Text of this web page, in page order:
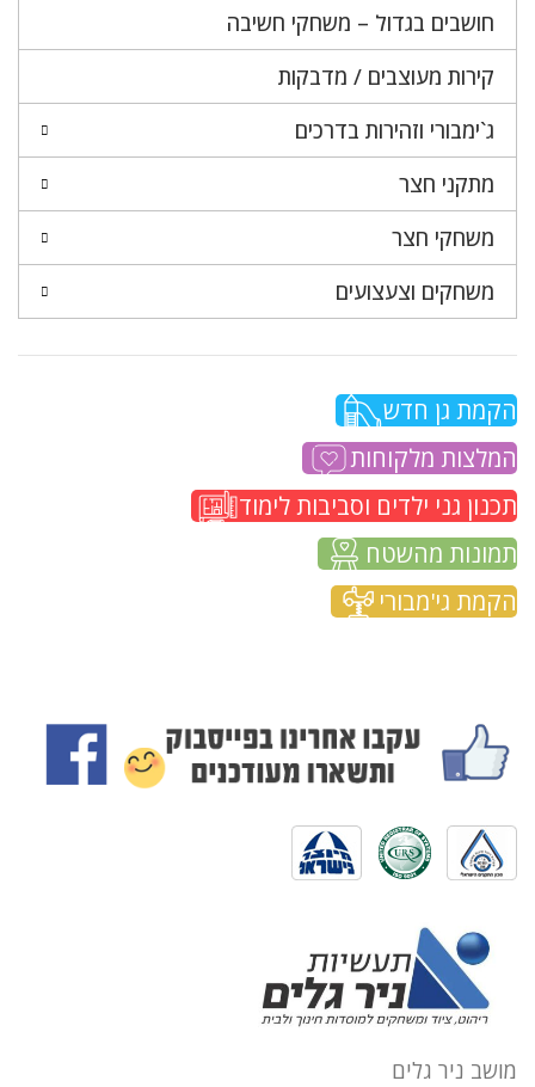
חושבים בגדול – משחקי חשיבה
קירות מעוצבים / מדבקות
ג`ימבורי וזהירות בדרכים
מתקני חצר
משחקי חצר
משחקים וצעצועים
הקמת גן חדש
המלצות מלקוחות
תכנון גני ילדים וסביבות לימוד
תמונות מהשטח
הקמת גי'מבורי
מושב ניר גלים